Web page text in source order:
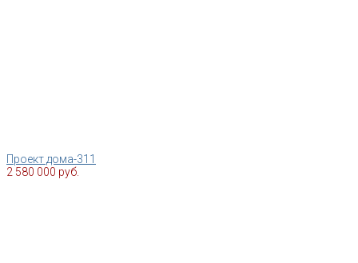
Проект дома-311
2 580 000 руб.